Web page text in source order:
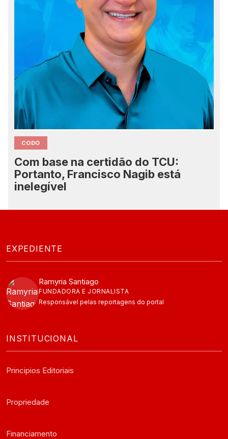
CODO
Com base na certidão do TCU:
Portanto, Francisco Nagib está
inelegível
EXPEDIENTE
Ramyria Santiago
FUNDADORA E JORNALISTA
Responsável pelas reportagens do portal
INSTITUCIONAL
Principios Editoriais
Propriedade
Financiamento